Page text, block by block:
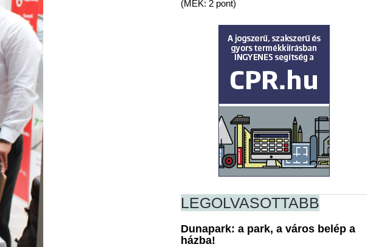
(MÉK: 2 pont)
LEGOLVASOTTABB
Dunapark: a park, a város belép a
házba!